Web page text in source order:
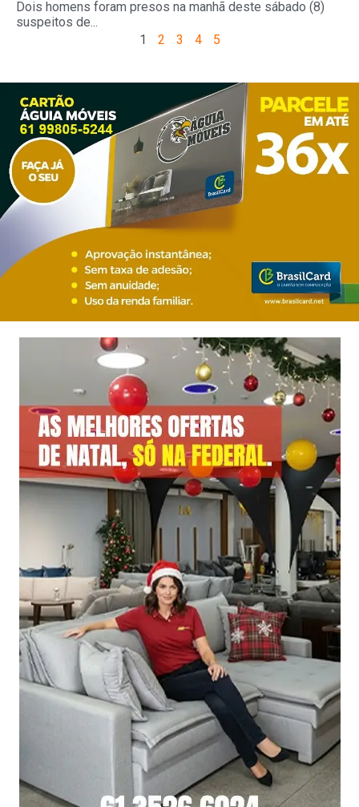
Dois homens foram presos na manhã deste sábado (8)
suspeitos de...
1
2 3 4 5